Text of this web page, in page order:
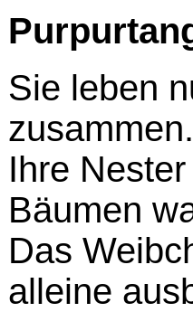
Sie leben
zusammen.
Ihre
Bäumen
Das
alleine